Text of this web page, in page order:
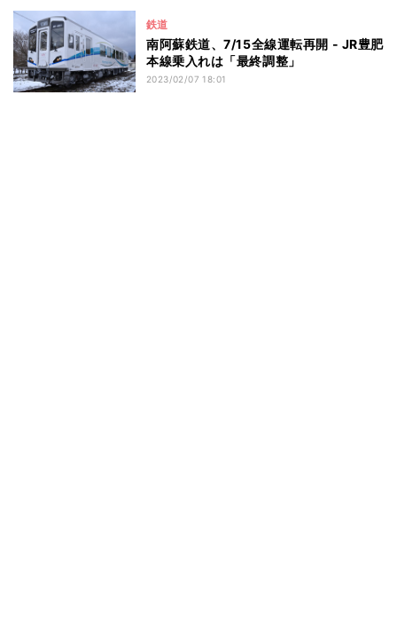
鉄道
南阿蘇鉄道、7/15全線運転再開 - JR豊肥
本線乗入れは「最終調整」
2023/02/07 18:01